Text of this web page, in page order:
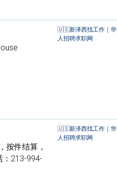
🇺🇸新泽西找工作｜华
人招聘求职网
按件结算，
：213-994-
🇺🇸新泽西找工作｜华
人招聘求职网